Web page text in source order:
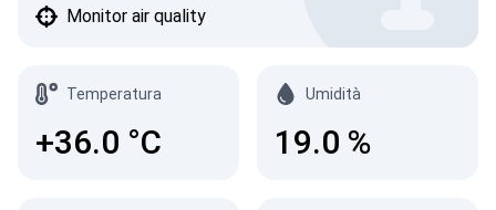
Monitor air quality
Temperatura
+36.0 °C
Umidità
19.0 %